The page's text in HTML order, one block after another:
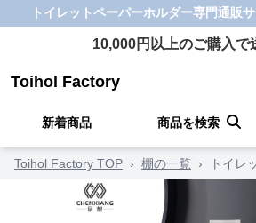
トイレットペーパーホルダー専門通販サ
10,000円以上のご購入で
Toihol Factory
新着商品 商品を検索
Toihol Factory TOP › 棚の一覧 › トイレ